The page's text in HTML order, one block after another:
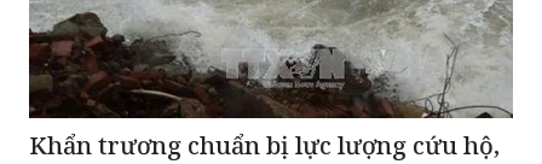
Khẩn trương chuẩn bị lực lượng cứu hộ,